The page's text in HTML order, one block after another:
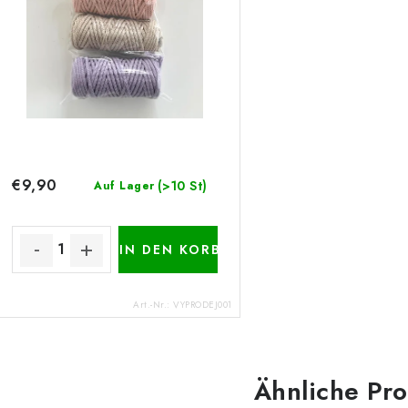
Auf Lager (>10 St)
€9,90
IN DEN KORB
Art.-Nr.:VYPRODEJ001
Ähnliche